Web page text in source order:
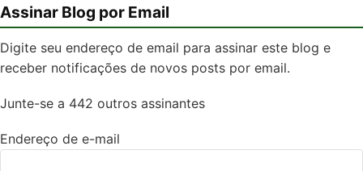
Assinar Blog por Email
Digite seu endereço de email para assinar este blog e
receber notificações de novos posts por email.
Junte-se a 442 outros assinantes
Endereço de e-mail